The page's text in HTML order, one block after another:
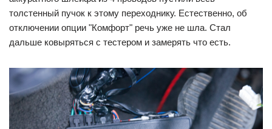
толстенный пучок к этому переходнику. Естественно, об
отключении опции "Комфорт" речь уже не шла. Стал
дальше ковыряться с тестером и замерять что есть.